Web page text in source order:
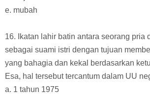
e. mubah
16. Ikatan lahir batin antara seorang pria
sebagai suami istri dengan tujuan
yang bahagia dan kekal berdasarkan
Esa, hal tersebut tercantum dalam UU
a. 1 tahun 1975